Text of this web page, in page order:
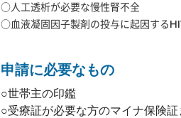
○人工透析が必要な慢性腎不全
○血液凝固因子製剤の投与に起因する
申請に必要なもの
○世帯主の印鑑
○受療証が必要な方のマイナ保険